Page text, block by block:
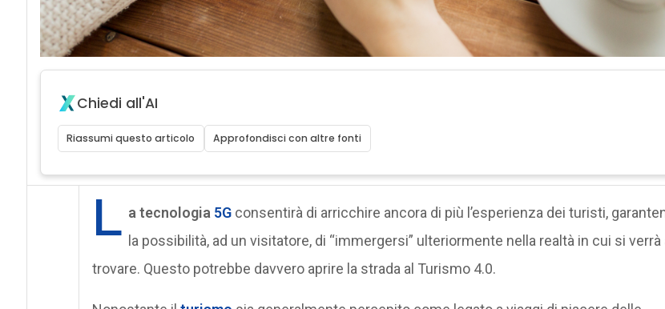
Chiedi all'AI
Riassumi questo articolo Approfondisci con altre fonti
L a tecnologia 5Gconsentirà di arricchire ancora di più l’esperienza dei turisti,
la possibilità, ad un visitatore, di “immergersi” ulteriormente nella realtà in cui si verrà
trovare. Questo potrebbe davvero aprire la strada al Turismo 4.0.